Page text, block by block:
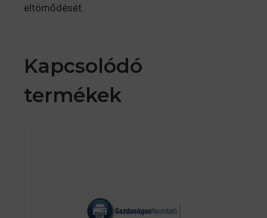
eltömődését.
Kapcsolódó
termékek